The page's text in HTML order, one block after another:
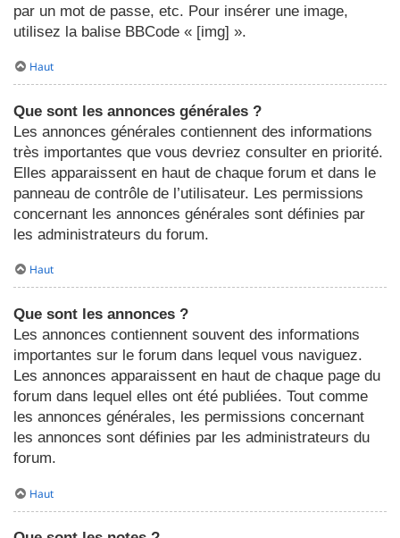
par un mot de passe, etc. Pour insérer une image,
utilisez la balise BBCode « [img] ».
Haut
Que sont les annonces générales ?
Les annonces générales contiennent des informations
très importantes que vous devriez consulter en priorité.
Elles apparaissent en haut de chaque forum et dans le
panneau de contrôle de l’utilisateur. Les permissions
concernant les annonces générales sont définies par
les administrateurs du forum.
Haut
Que sont les annonces ?
Les annonces contiennent souvent des informations
importantes sur le forum dans lequel vous naviguez.
Les annonces apparaissent en haut de chaque page du
forum dans lequel elles ont été publiées. Tout comme
les annonces générales, les permissions concernant
les annonces sont définies par les administrateurs du
forum.
Haut